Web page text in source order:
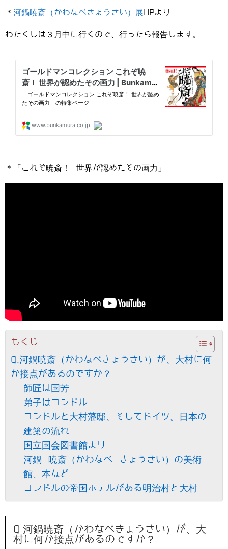
＊ 河鍋暁斎（かわなべきょうさい）展HPより
わたくしは３月中に行くので、行ったら報告します。
＊「これぞ暁斎！ 世界が認めたその画力」
もくじ
Q.河鍋暁斎（かわなべきょうさい）が、大村に何
か接点があるのですか？
師匠は国芳
弟子はコンドル
コンドルと大村藩邸、そしてドイツ。日本の
建築の流れ
国立国会図書館より
河鍋 暁斎（かわなべ きょうさい）の美術
館、本など
コンドルの帝国ホテルがある明治村と大村
Q.河鍋暁斎（かわなべきょうさい）が、大
村に何か接点があるのですか？